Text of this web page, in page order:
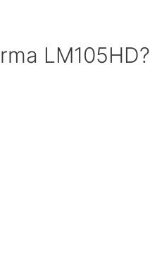
LM105HD?